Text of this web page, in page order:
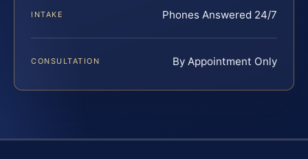
INTAKE Phones Answered 24/7
CONSULTATION By Appointment Only